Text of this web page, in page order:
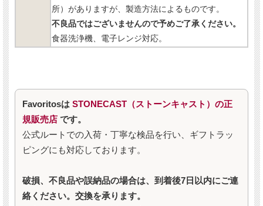
所）がありますが、製造方法によるものです。
不良品ではございませんので予めご了承ください。
食器洗浄機、電子レンジ対応。
Favoritosは STONECAST（ストーンキャスト）の正
規販売店 です。
公式ルートでの入荷・丁寧な検品を行い、ギフトラッ
ピングにも対応しております。
破損、不良品や誤納品の場合は、到着後7日以内にご連
絡ください。交換を承ります。